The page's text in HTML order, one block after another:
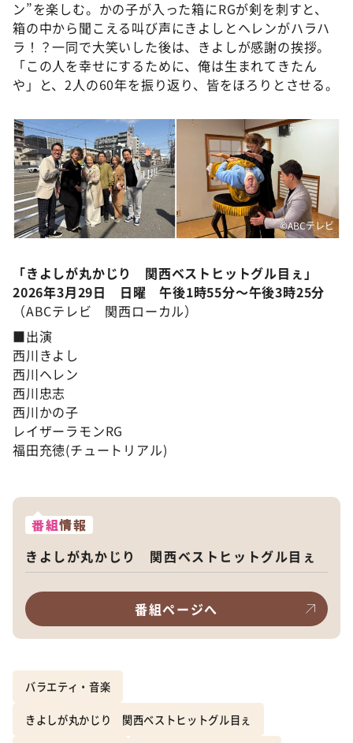
ン”を楽しむ。かの子が入った箱にRGが剣を刺すと、
箱の中から聞こえる叫び声にきよしとヘレンがハラハ
ラ！？一同で大笑いした後は、きよしが感謝の挨拶。
「この人を幸せにするために、俺は生まれてきたん
や」と、2人の60年を振り返り、皆をほろりとさせる。
©ABCテレビ
「きよしが丸かじり 関西ベストヒットグル目ぇ」
2026年3月29日 日曜 午後1時55分～午後3時25分
（ABCテレビ 関西ローカル）
■出演
西川きよし
西川ヘレン
西川忠志
西川かの子
レイザーラモンRG
福田充徳(チュートリアル)
番組情報
きよしが丸かじり 関西ベストヒットグル目ぇ
番組ページへ
バラエティ・音楽
きよしが丸かじり 関西ベストヒットグル目ぇ